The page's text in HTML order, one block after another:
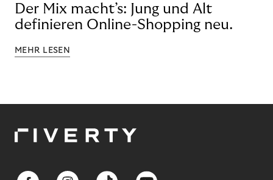
Der Mix macht’s: Jung und Alt
definieren Online-Shopping neu.
MEHR LESEN